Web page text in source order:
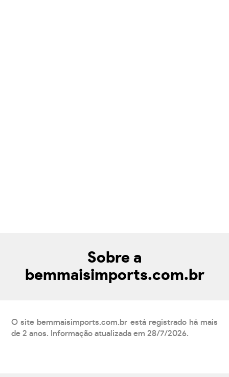
Sobre a
bemmaisimports.com.br
O site bemmaisimports.com.br está registrado há mais
de 2 anos. Informação atualizada em 28/7/2026.